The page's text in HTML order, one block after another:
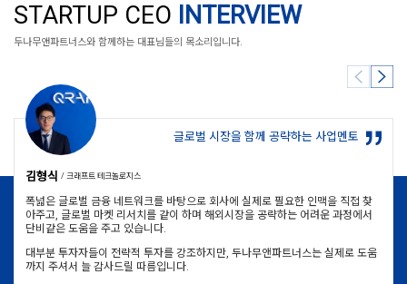
B2B financial solutions for healthcare providers
Machine Learning empowered financial intelligence software
Global gaming data and community platform
STARTUP CEO INTERVIEW
두나무앤파트너스와 함께하는 대표님들의 목소리입니다.
김형식 / 크래프트 테크놀로지스
글로벌 시장을 함께 공략하는 사업멘토
폭넓은 글로벌 금융 네트워크를 바탕으로 회사에 실제로 필요한 인맥을 직접 찾
아주고, 글로벌 마켓 리서치를 같이 하며 해외시장을 공략하는 어려운 과정에서
단비같은 도움을 주고 있습니다.
대부분 투자자들이 전략적 투자를 강조하지만, 두나무앤파트너스는 실제로 도움
까지 주셔서 늘 감사드릴 따름입니다.